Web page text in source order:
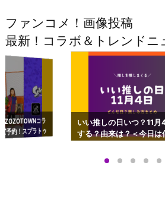
ファンコメ！画像投稿
最新！コラボ＆トレンドニ
コラ
予約！スプラトゥ
ップも渋谷Hz
いい推しの日いつ？11月
する？由来は？＜今日は